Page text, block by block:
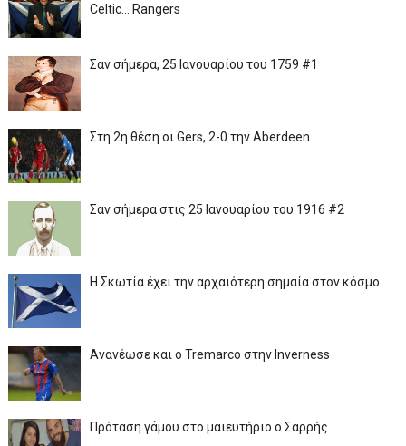
Celtic... Rangers
Σαν σήμερα, 25 Ιανουαρίου του 1759 #1
Στη 2η θέση οι Gers, 2-0 την Aberdeen
Σαν σήμερα στις 25 Ιανουαρίου του 1916 #2
Η Σκωτία έχει την αρχαιότερη σημαία στον κόσμο
Ανανέωσε και ο Tremarco στην Inverness
Πρόταση γάμου στο μαιευτήριο ο Σαρρής